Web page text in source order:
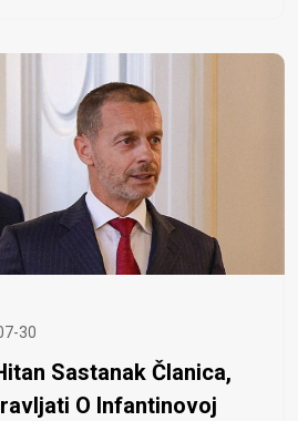
30
Sastanak Članica,
O Infantinovoj